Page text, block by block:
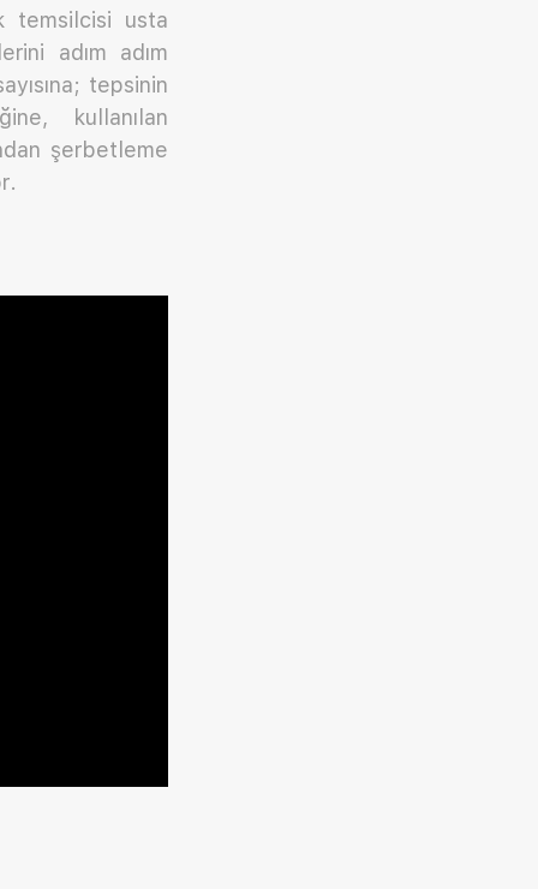
temsilcisi usta
adım adım
tepsinin
kullanılan
şerbetleme